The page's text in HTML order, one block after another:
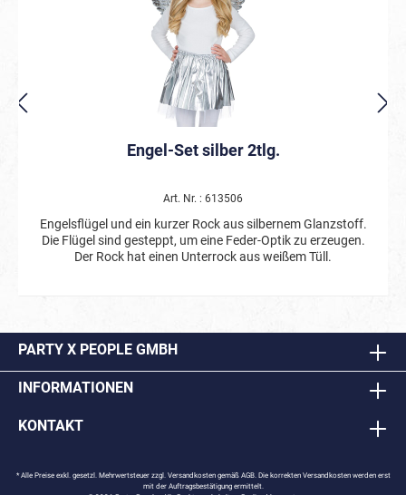
Engel-Set silber 2tlg.
Art. Nr. : 613506
Engelsflügel und ein kurzer Rock aus silbernem Glanzstoff.
Die Flügel sind gesteppt, um eine Feder-Optik zu erzeugen.
Der Rock hat einen Unterrock aus weißem Tüll.
PARTY X PEOPLE GMBH
INFORMATIONEN
KONTAKT
* Alle Preise exkl. gesetzl. Mehrwertsteuer zzgl. Versandkostengemäß AGB. Die korrekten Versandkosten werden erst
mit der Auftragsbestätigung ermittelt.